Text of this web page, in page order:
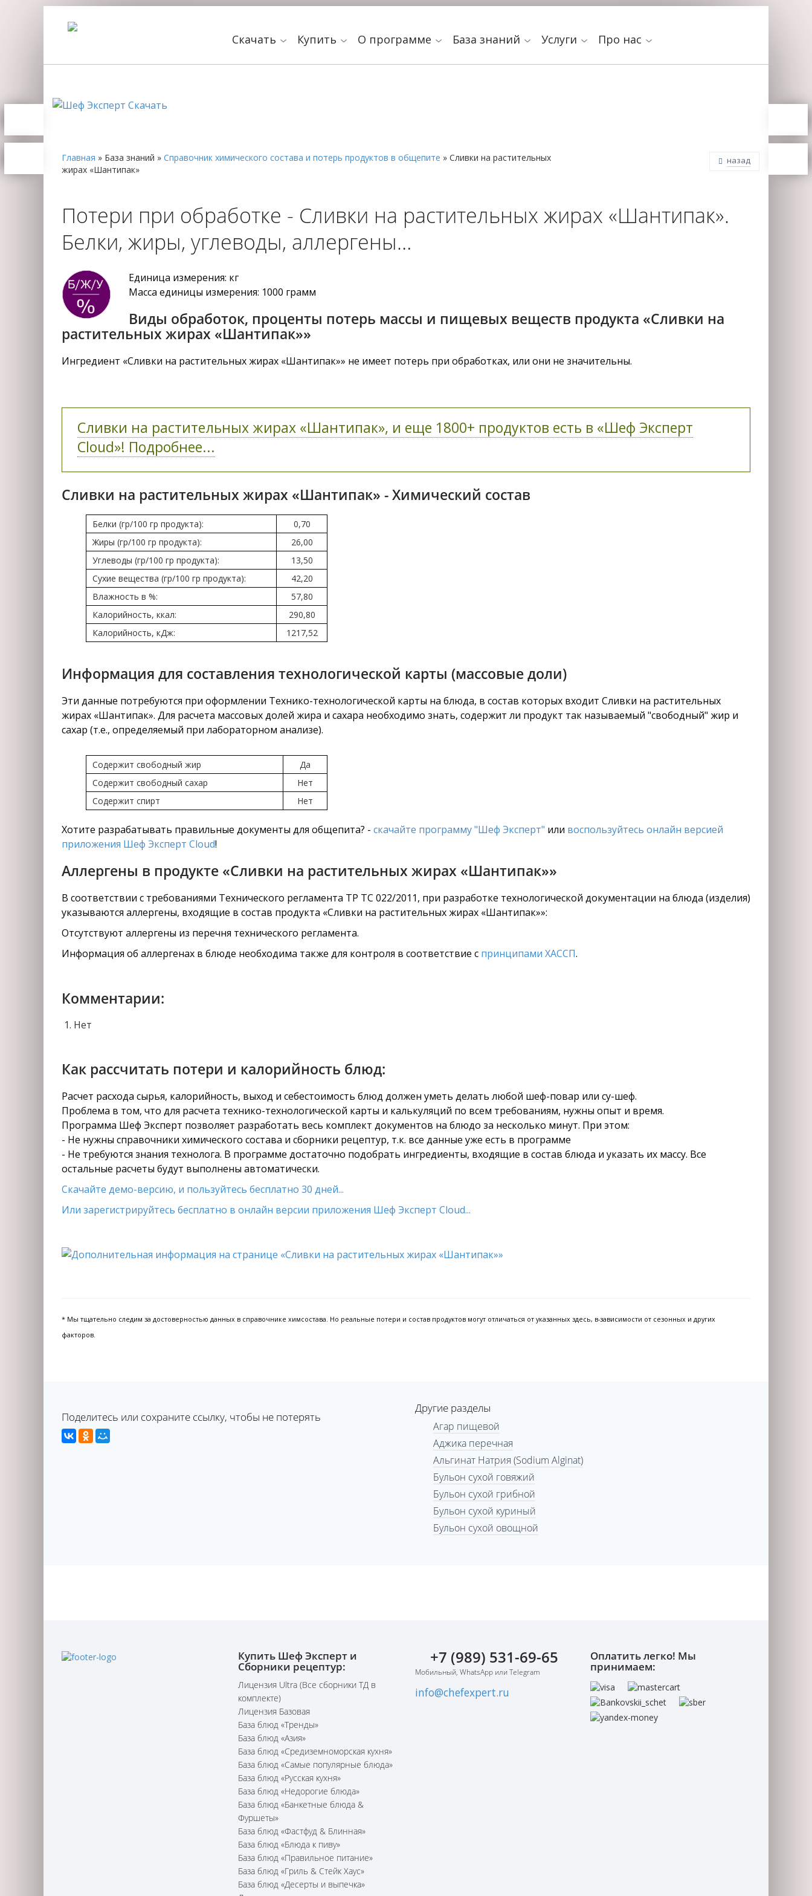
Скачать Купить О программе База знаний Услуги Про нас
Главная » База знаний » Справочник химического состава и потерь продуктов в общепите » Сливки на растительных
жирах «Шантипак»
назад
Потери при обработке - Сливки на растительных жирах «Шантипак».
Белки, жиры, углеводы, аллергены…
Единица измерения: кг
Масса единицы измерения: 1000 грамм
Виды обработок, проценты потерь массы и пищевых веществ продукта «Сливки на
растительных жирах «Шантипак»»
Ингредиент «Сливки на растительных жирах «Шантипак»» не имеет потерь при обработках, или они не значительны.
Сливки на растительных жирах «Шантипак», и еще 1800+ продуктов есть в «Шеф Эксперт
Cloud»! Подробнее...
Сливки на растительных жирах «Шантипак» - Химический состав
Белки (гр/100 гр продукта):
0,70
Жиры (гр/100 гр продукта):
26,00
Углеводы (гр/100 гр продукта):
13,50
Сухие вещества (гр/100 гр продукта):
42,20
Влажность в %:
57,80
Калорийность, ккал:
290,80
Калорийность, кДж:
1217,52
Информация для составления технологической карты (массовые доли)
Эти данные потребуются при оформлении Технико-технологической карты на блюда, в состав которых входит Сливки на растительных
жирах «Шантипак». Для расчета массовых долей жира и сахара необходимо знать, содержит ли продукт так называемый "свободный" жир и
сахар (т.е., определяемый при лабораторном анализе).
Содержит свободный жир
Да
Содержит свободный сахар
Нет
Содержит спирт
Нет
Хотите разрабатывать правильные документы для общепита? - скачайте программу "Шеф Эксперт" или воспользуйтесь онлайн версией
приложения Шеф Эксперт Cloud!
Аллергены в продукте «Сливки на растительных жирах «Шантипак»»
В соответствии с требованиями Технического регламента ТР ТС 022/2011, при разработке технологической документации на блюда (изделия)
указываются аллергены, входящие в состав продукта «Сливки на растительных жирах «Шантипак»»:
Отсутствуют аллергены из перечня технического регламента.
Информация об аллергенах в блюде необходима также для контроля в соответствие с принципами ХАССП.
Комментарии:
Нет
Как рассчитать потери и калорийность блюд:
Расчет расхода сырья, калорийность, выход и себестоимость блюд должен уметь делать любой шеф-повар или су-шеф.
Проблема в том, что для расчета технико-технологической карты и калькуляций по всем требованиям, нужны опыт и время.
Программа Шеф Эксперт позволяет разработать весь комплект документов на блюдо за несколько минут. При этом:
- Не нужны справочники химического состава и сборники рецептур, т.к. все данные уже есть в программе
- Не требуются знания технолога. В программе достаточно подобрать ингредиенты, входящие в состав блюда и указать их массу. Все
остальные расчеты будут выполнены автоматически.
Скачайте демо-версию, и пользуйтесь бесплатно 30 дней...
Или зарегистрируйтесь бесплатно в онлайн версии приложения Шеф Эксперт Cloud...
* Мы тщательно следим за достоверностью данных в справочнике химсостава. Но реальные потери и состав продуктов могут отличаться от указанных здесь, в-зависимости от сезонных и других
факторов.
Поделитесь или сохраните ссылку, чтобы не потерять
Другие разделы
Агар пищевой
Аджика перечная
Альгинат Натрия (Sodium Alginat)
Бульон сухой говяжий
Бульон сухой грибной
Бульон сухой куриный
Бульон сухой овощной
Купить Шеф Эксперт и
Сборники рецептур:
Лицензия Ultra (Все сборники ТД в
комплекте)
Лицензия Базовая
База блюд «Тренды»
База блюд «Азия»
База блюд «Средиземноморская кухня»
База блюд «Самые популярные блюда»
База блюд «Русская кухня»
База блюд «Недорогие блюда»
База блюд «Банкетные блюда &
Фуршеты»
База блюд «Фастфуд & Блинная»
База блюд «Блюда к пиву»
База блюд «Правильное питание»
База блюд «Гриль & Стейк Хаус»
База блюд «Десерты и выпечка»
+7 (989) 531-69-65
Мобильный, WhatsApp или Telegram
info@chefexpert.ru
Оплатить легко! Мы
принимаем: